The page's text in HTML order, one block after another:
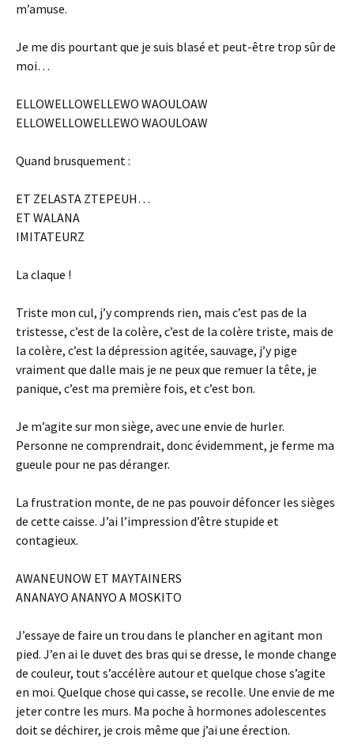
m’amuse.
Je me dis pourtant que je suis blasé et peut-être trop sûr de
moi…
ELLOWELLOWELLEWO WAOULOAW
ELLOWELLOWELLEWO WAOULOAW
Quand brusquement :
ET ZELASTA ZTEPEUH…
ET WALANA
IMITATEURZ
La claque !
Triste mon cul, j’y comprends rien, mais c’est pas de la
tristesse, c’est de la colère, c’est de la colère triste, mais de
la colère, c’est la dépression agitée, sauvage, j’y pige
vraiment que dalle mais je ne peux que remuer la tête, je
panique, c’est ma première fois, et c’est bon.
Je m’agite sur mon siège, avec une envie de hurler.
Personne ne comprendrait, donc évidemment, je ferme ma
gueule pour ne pas déranger.
La frustration monte, de ne pas pouvoir défoncer les sièges
de cette caisse. J’ai l’impression d’être stupide et
contagieux.
AWANEUNOW ET MAYTAINERS
ANANAYO ANANYO A MOSKITO
J’essaye de faire un trou dans le plancher en agitant mon
pied. J’en ai le duvet des bras qui se dresse, le monde change
de couleur, tout s’accélère autour et quelque chose s’agite
en moi. Quelque chose qui casse, se recolle. Une envie de me
jeter contre les murs. Ma poche à hormones adolescentes
doit se déchirer, je crois même que j’ai une érection.